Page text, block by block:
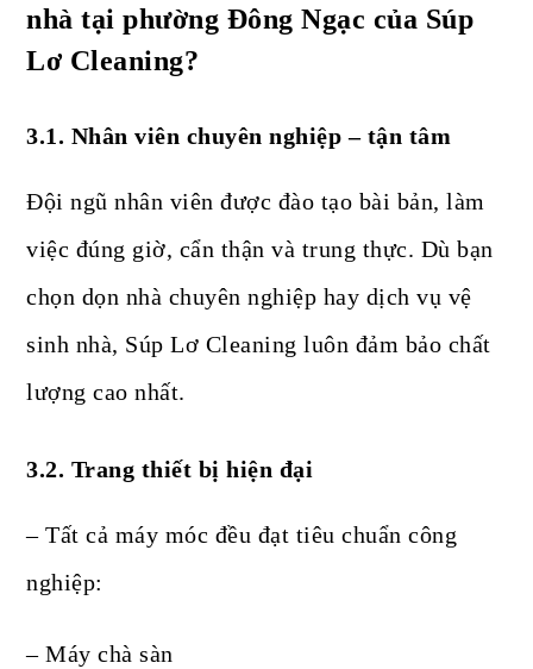
nhà tại phường Đông Ngạc của Súp
Lơ Cleaning?
3.1. Nhân viên chuyên nghiệp – tận tâm
Đội ngũ nhân viên được đào tạo bài bản, làm
việc đúng giờ, cẩn thận và trung thực. Dù bạn
chọn dọn nhà chuyên nghiệp hay dịch vụ vệ
sinh nhà, Súp Lơ Cleaning luôn đảm bảo chất
lượng cao nhất.
3.2. Trang thiết bị hiện đại
– Tất cả máy móc đều đạt tiêu chuẩn công
nghiệp:
– Máy chà sàn